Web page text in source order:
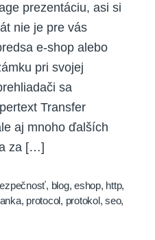
prezentáciu, asi si
nie je pre vás
e-shop alebo
pri svojej
sa
Transfer
aj mnoho ďalších
za […]
, blog,eshop, http,
, protocol, protokol,seo,